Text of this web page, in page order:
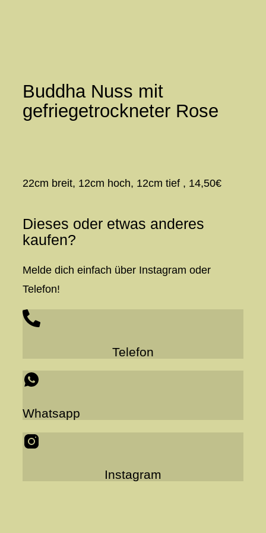
Buddha Nuss mit
gefriegetrockneter Rose
22cm breit, 12cm hoch, 12cm tief , 14,50€
Dieses oder etwas anderes
kaufen?
Melde dich einfach über Instagram oder
Telefon!
Telefon
Whatsapp
Instagram